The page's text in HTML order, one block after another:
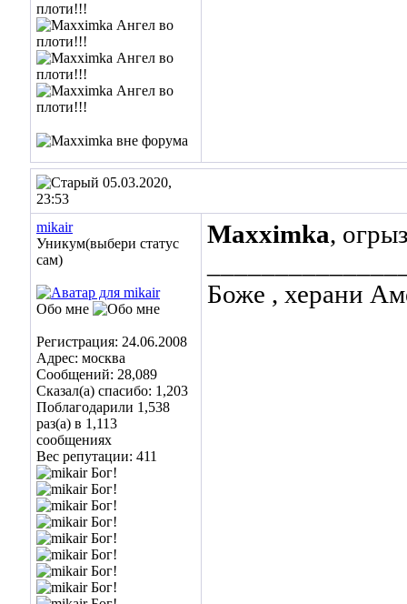
05.03.2020,
23:53
mikair
Уникум(выбери статус
сам)
Обо мне
Регистрация: 24.06.2008
Адрес: москва
Сообщений: 28,089
Сказал(а) спасибо: 1,203
Поблагодарили 1,538
раз(а) в 1,113
сообщениях
Вес репутации: 411
Maxximka,
Боже , херани